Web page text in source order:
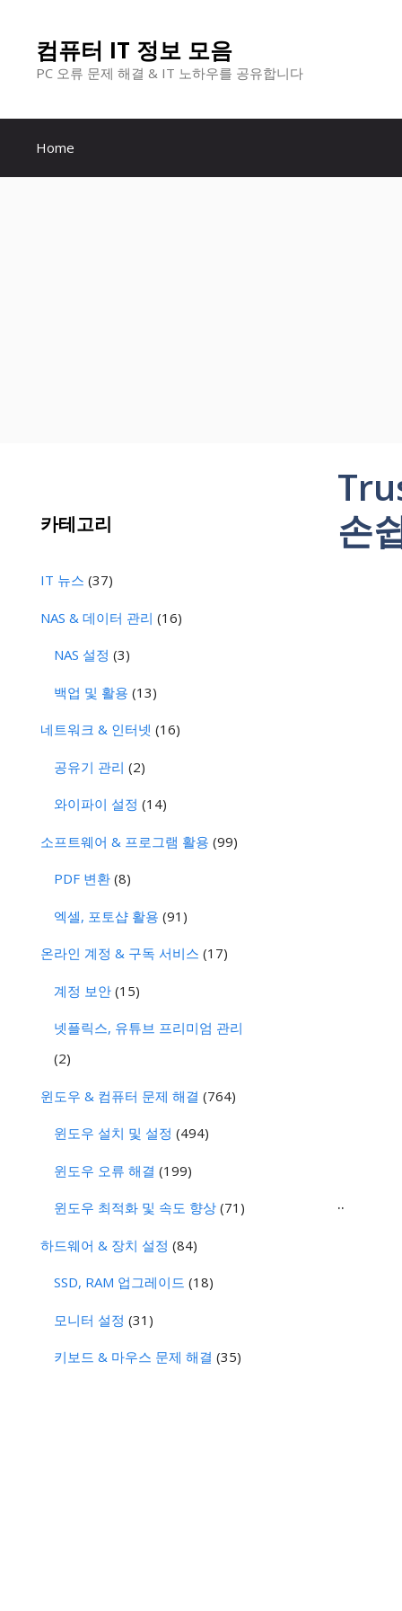
건
컴퓨터 IT 정보 모음
PC 오류 문제 해결 & IT 노하우를 공유합니다
Home
손
..
카테고리
IT 뉴스 (37)
NAS & 데이터 관리 (16)
NAS 설정 (3)
백업 및 활용 (13)
네트워크 & 인터넷 (16)
공유기 관리 (2)
와이파이 설정 (14)
소프트웨어 & 프로그램 활용 (99)
PDF 변환 (8)
엑셀, 포토샵 활용 (91)
온라인 계정 & 구독 서비스 (17)
계정 보안 (15)
넷플릭스, 유튜브 프리미엄 관리
(2)
윈도우 & 컴퓨터 문제 해결 (764)
윈도우 설치 및 설정 (494)
윈도우 오류 해결 (199)
윈도우 최적화 및 속도 향상 (71)
하드웨어 & 장치 설정 (84)
SSD, RAM 업그레이드 (18)
모니터 설정 (31)
키보드 & 마우스 문제 해결 (35)